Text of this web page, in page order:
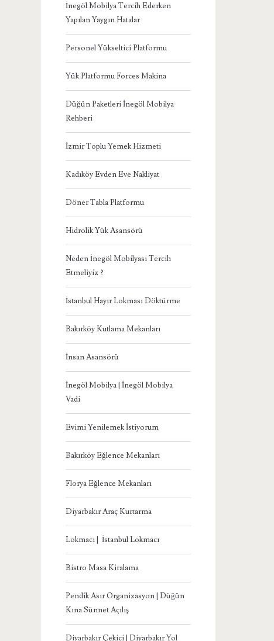
İnegöl Mobilya Tercih Ederken
Yapılan Yaygın Hatalar
Personel Yükseltici Platformu
Yük Platformu Forces Makina
Düğün Paketleri İnegöl Mobilya
Rehberi
İzmir Toplu Yemek Hizmeti
Kadıköy Evden Eve Nakliyat
Döner Tabla Platformu
Hidrolik Yük Asansörü
Neden İnegöl Mobilyası Tercih
Etmeliyiz ?
İstanbul Hayır Lokması Döktürme
Bakırköy Kutlama Mekanları
İnsan Asansörü
İnegöl Mobilya | İnegöl Mobilya
Vadi
Evimi Yenilemek İstiyorum
Bakırköy Eğlence Mekanları
Florya Eğlence Mekanları
Diyarbakır Araç Kurtarma
Lokmacı | İstanbul Lokmacı
Bistro Masa Kiralama
Pendik Asır Organizasyon | Düğün
Kına Sünnet Açılış
Diyarbakır Çekici | Diyarbakır Yol